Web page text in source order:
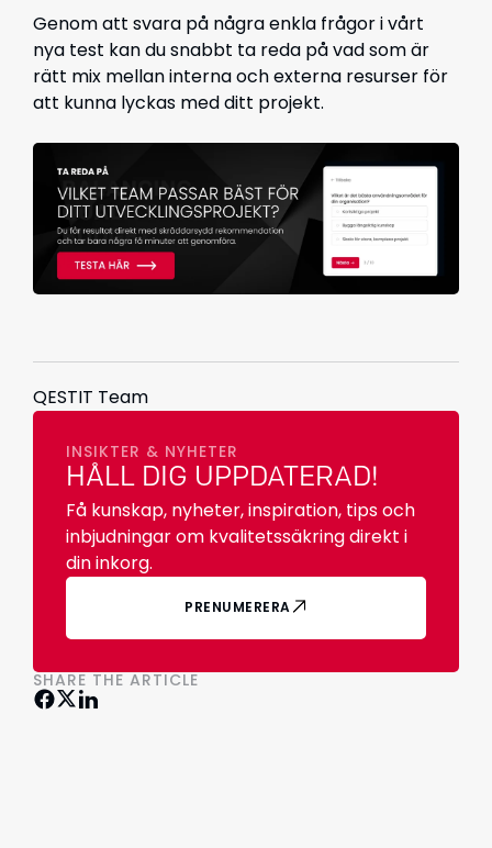
Genom att svara på några enkla frågor i vårt
nya test kan du snabbt ta reda på vad som är
rätt mix mellan interna och externa resurser för
att kunna lyckas med ditt projekt.
QESTIT Team
INSIKTER & NYHETER
HÅLL DIG UPPDATERAD!
Få kunskap, nyheter, inspiration, tips och
inbjudningar om kvalitetssäkring direkt i
din inkorg.
PRENUMERERA
SHARE THE ARTICLE